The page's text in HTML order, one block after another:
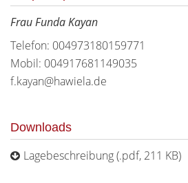
Frau Funda Kayan
Telefon: 004973180159771
Mobil: 004917681149035
f.kayan@hawiela.de
Downloads
Lagebeschreibung (.pdf, 211 KB)